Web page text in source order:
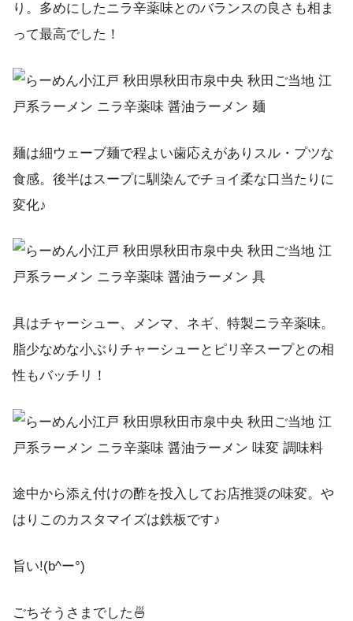
り。多めにしたニラ辛薬味とのバランスの良さも相ま
って最高でした！
麺は細ウェーブ麺で程よい歯応えがありスル・プツな
食感。後半はスープに馴染んでチョイ柔な口当たりに
変化♪
具はチャーシュー、メンマ、ネギ、特製ニラ辛薬味。
脂少なめな小ぶりチャーシューとピリ辛スープとの相
性もバッチリ！
途中から添え付けの酢を投入してお店推奨の味変。や
はりこのカスタマイズは鉄板です♪
旨い!(b^ー°)
ごちそうさまでした🍜